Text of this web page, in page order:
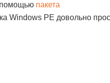
помощью пакета
Windows PE довольно